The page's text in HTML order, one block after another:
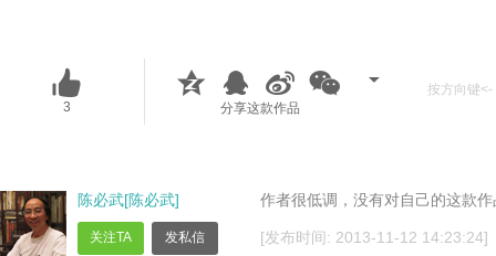
3 分享这款作品
按方向键
作者很低调，没有对自己的这款
[发布时间: 2013-11-12 14:23:24]
陈必武[陈必武]
关注TA 发私信